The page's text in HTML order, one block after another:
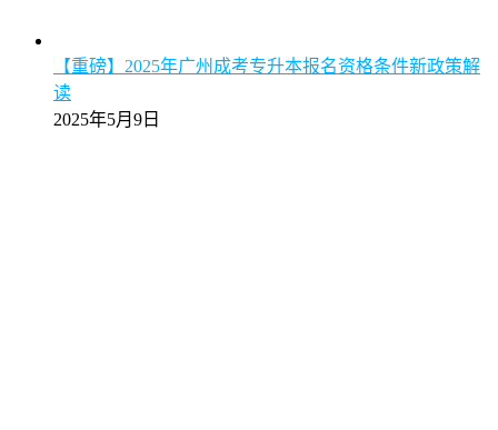
【重磅】2025年广州成考专升本报名资格条件新政策解
读
2025年5月9日